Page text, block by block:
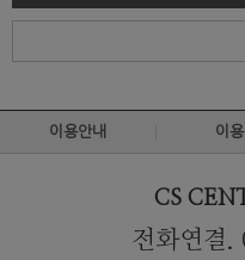
이용안내 이
CS
전화연결